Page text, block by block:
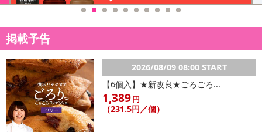
掲載予告
2026/08/09 08:00 START
【6個入】★新改良★ごろごろ...
1,389円
（231.5円／個）